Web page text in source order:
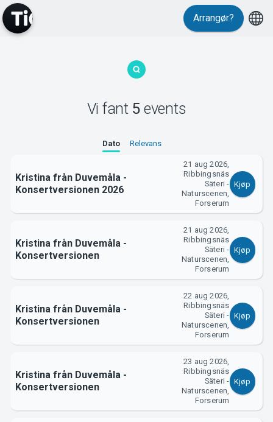
Support
Om Tickster
Arrangør?
Vi fant 5 events
Dato Relevans
Kristina från Duvemåla -
Konsertversionen 2026
21 aug 2026,
Ribbingsnäs
Säteri -
Naturscenen,
Forserum
Kjøp
Kristina från Duvemåla -
Konsertversionen
21 aug 2026,
Ribbingsnäs
Säteri -
Naturscenen,
Forserum
Kjøp
Kristina från Duvemåla -
Konsertversionen
22 aug 2026,
Ribbingsnäs
Säteri -
Naturscenen,
Forserum
Kjøp
Kristina från Duvemåla -
Konsertversionen
23 aug 2026,
Ribbingsnäs
Säteri -
Naturscenen,
Forserum
Kjøp